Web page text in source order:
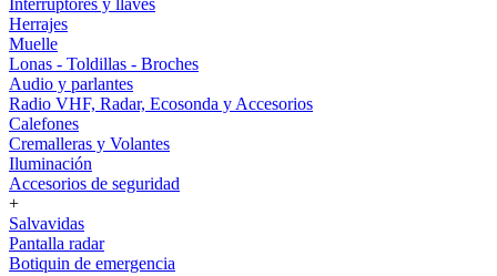
Interruptores y llaves
Herrajes
Muelle
Lonas - Toldillas - Broches
Audio y parlantes
Radio VHF, Radar, Ecosonda y Accesorios
Calefones
Cremalleras y Volantes
Iluminación
Accesorios de seguridad
+
Salvavidas
Pantalla radar
Botiquin de emergencia